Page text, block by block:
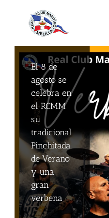
El 8 de
agosto se
celebra en
el RCMM
su
tradicional
Pinchitada
de Verano
y una
gran
verbena
El Real
Club
Marítimo
de Melilla
competirá
por
primera
vez en la
Primera
División
Nacional
de